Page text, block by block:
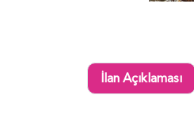
İlan Açıklaması